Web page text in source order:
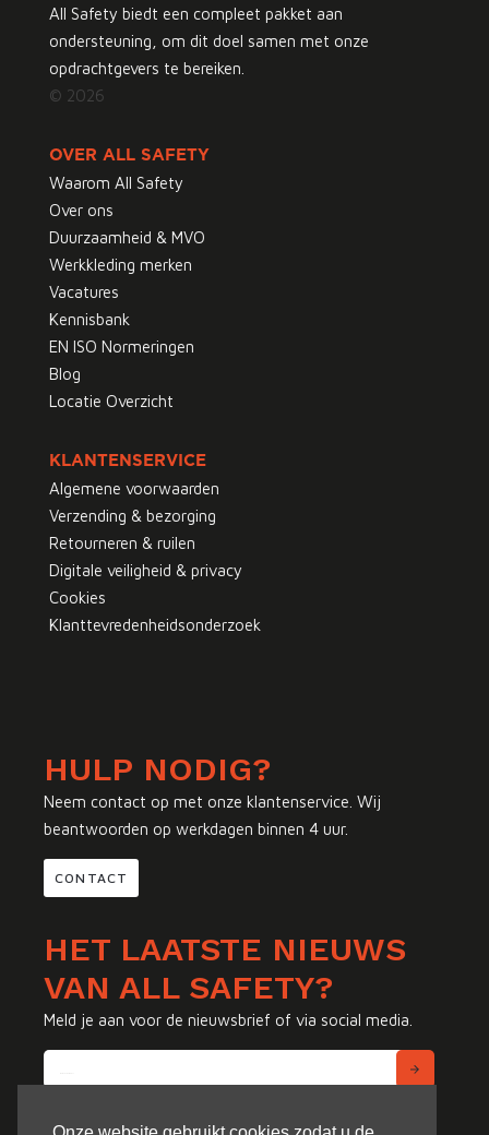
All Safety biedt een compleet pakket aan
ondersteuning, om dit doel samen met onze
opdrachtgevers te bereiken.
© 2026
OVER ALL SAFETY
Waarom All Safety
Over ons
Duurzaamheid & MVO
Werkkleding merken
Vacatures
Kennisbank
EN ISO Normeringen
Blog
Locatie Overzicht
KLANTENSERVICE
Algemene voorwaarden
Verzending & bezorging
Retourneren & ruilen
Digitale veiligheid & privacy
Cookies
Klanttevredenheidsonderzoek
HULP NODIG?
Neem contact op met onze klantenservice. Wij
beantwoorden op werkdagen binnen 4 uur.
CONTACT
HET LAATSTE NIEUWS
VAN ALL SAFETY?
Meld je aan voor de nieuwsbrief of via social media.